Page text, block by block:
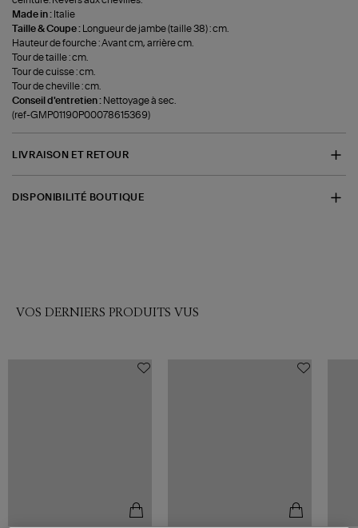
Made in : Italie
Taille & Coupe :
Longueur de jambe (taille 38) : cm.
Hauteur de fourche : Avant cm, arrière cm.
Tour de taille : cm.
Tour de cuisse : cm.
Tour de cheville : cm.
Conseil d'entretien : Nettoyage à sec.
(ref-GMP01190P00078615369)
LIVRAISON ET RETOUR
DISPONIBILITÉ BOUTIQUE
VOS DERNIERS PRODUITS VUS